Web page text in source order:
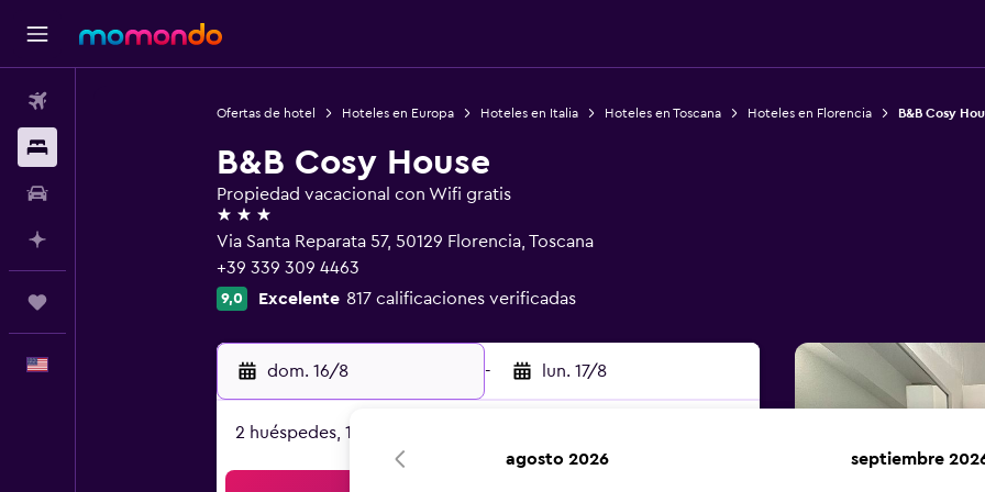
Ofertas de hotel Hoteles en Europa Hoteles en Italia Hoteles en Toscana Hoteles en Florencia B&B Cosy
B&B Cosy House
Propiedad vacacional con Wifi gratis
3 estrellas
Via Santa Reparata 57, 50129 Florencia, Toscana
+39 339 309 4463
9,0 Excelente 817 calificaciones verificadas
dom. 16/8 - lun. 17/8
2 huéspedes, 1 habitación
agosto 2026 septiembre